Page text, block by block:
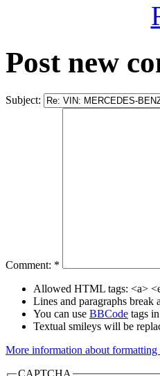
Post new
Subject:
Comment: *
Allowed HTML tags: <a>
Lines and paragraphs break
You can use BBCode tags
Textual smileys will be
More information about formatting
CAPTCHA